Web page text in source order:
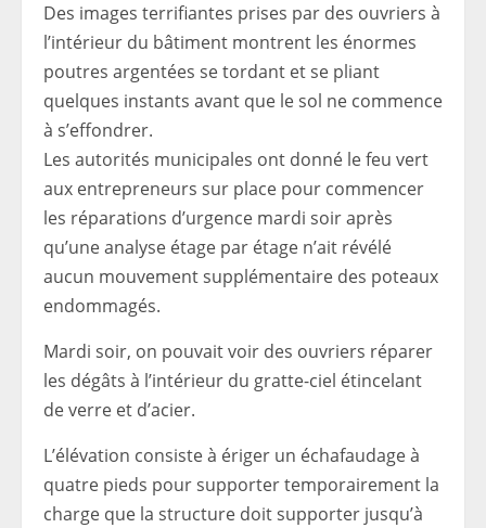
Des images terrifiantes prises par des ouvriers à
l’intérieur du bâtiment montrent les énormes
poutres argentées se tordant et se pliant
quelques instants avant que le sol ne commence
à s’effondrer.
Les autorités municipales ont donné le feu vert
aux entrepreneurs sur place pour commencer
les réparations d’urgence mardi soir après
qu’une analyse étage par étage n’ait révélé
aucun mouvement supplémentaire des poteaux
endommagés.
Mardi soir, on pouvait voir des ouvriers réparer
les dégâts à l’intérieur du gratte-ciel étincelant
de verre et d’acier.
L’élévation consiste à ériger un échafaudage à
quatre pieds pour supporter temporairement la
charge que la structure doit supporter jusqu’à